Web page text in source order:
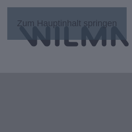
Zum Hauptinhalt springen